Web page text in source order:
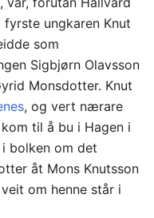
ungkaren Knut
som
Sigbjørn Olavsson
Monsdotter. Knut
, og vert nærare
til å bu i Hagen i
bolken om det
åt Mons Knutsson
om henne står i